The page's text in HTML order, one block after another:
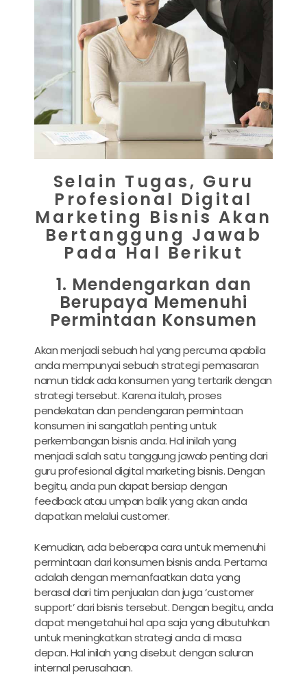
Selain Tugas, Guru
Profesional Digital
Marketing Bisnis Akan
Bertanggung Jawab
Pada Hal Berikut
1. Mendengarkan dan
Berupaya Memenuhi
Permintaan Konsumen
Akan menjadi sebuah hal yang percuma apabila
anda mempunyai sebuah strategi pemasaran
namun tidak ada konsumen yang tertarik dengan
strategi tersebut. Karena itulah, proses
pendekatan dan pendengaran permintaan
konsumen ini sangatlah penting untuk
perkembangan bisnis anda. Hal inilah yang
menjadi salah satu tanggung jawab penting dari
guru profesional digital marketing bisnis. Dengan
begitu, anda pun dapat bersiap dengan
feedback atau umpan balik yang akan anda
dapatkan melalui customer.
Kemudian, ada beberapa cara untuk memenuhi
permintaan dari konsumen bisnis anda. Pertama
adalah dengan memanfaatkan data yang
berasal dari tim penjualan dan juga ‘customer
support’ dari bisnis tersebut. Dengan begitu, anda
dapat mengetahui hal apa saja yang dibutuhkan
untuk meningkatkan strategi anda di masa
depan. Hal inilah yang disebut dengan saluran
internal perusahaan.